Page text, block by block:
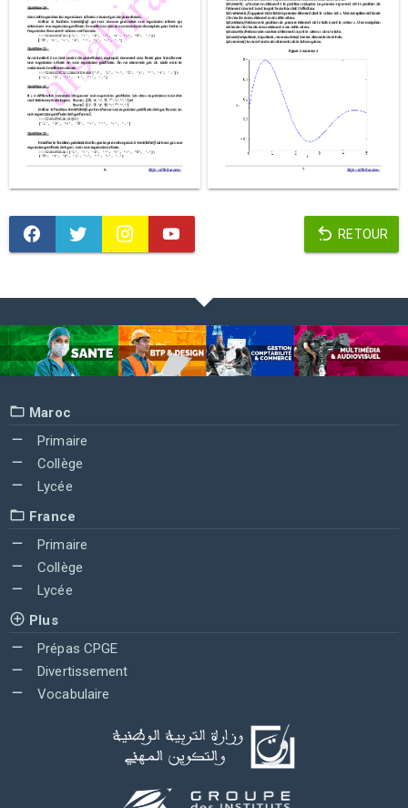
RETOUR
Maroc
Primaire
Collège
Lycée
France
Primaire
Collège
Lycée
Plus
Prépas CPGE
Divertissement
Vocabulaire